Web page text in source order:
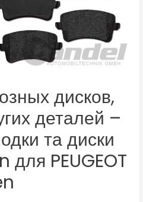
дисков,
деталей –
та диски
PEUGEOT